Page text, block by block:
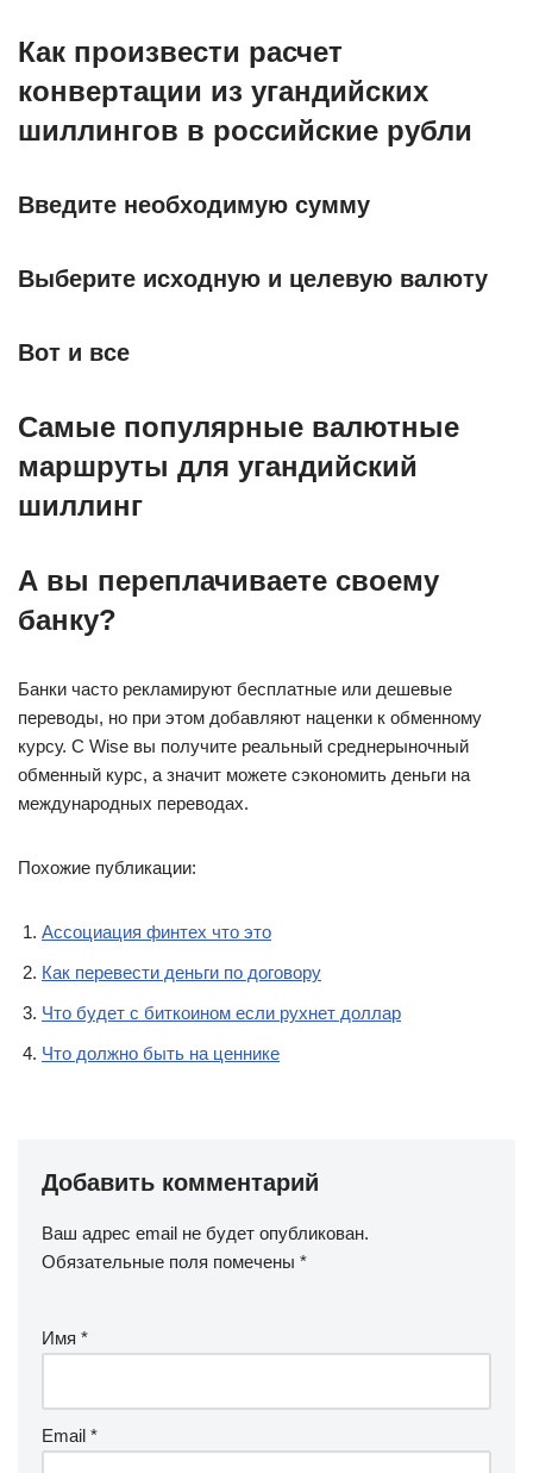
Как произвести расчет
конвертации из угандийских
шиллингов в российские рубли
Введите необходимую сумму
Выберите исходную и целевую валюту
Вот и все
Самые популярные валютные
маршруты для угандийский
шиллинг
А вы переплачиваете своему
банку?
Банки часто рекламируют бесплатные или дешевые
переводы, но при этом добавляют наценки к обменному
курсу. С Wise вы получите реальный среднерыночный
обменный курс, а значит можете сэкономить деньги на
международных переводах.
Похожие публикации:
Ассоциация финтех что это
Как перевести деньги по договору
Что будет с биткоином если рухнет доллар
Что должно быть на ценнике
Добавить комментарий
Ваш адрес email не будет опубликован.
Обязательные поля помечены *
Имя *
Email *